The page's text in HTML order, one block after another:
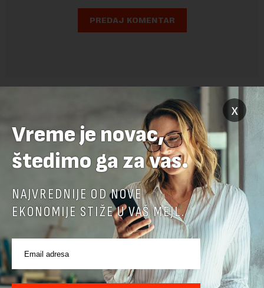
POVEZANI SADRŽAJI
x
Vreme je novac,
štedimo ga za vas.
NAJVREDNIJE OD NOVE
EKONOMIJE STIŽE U VAŠ MEJL.